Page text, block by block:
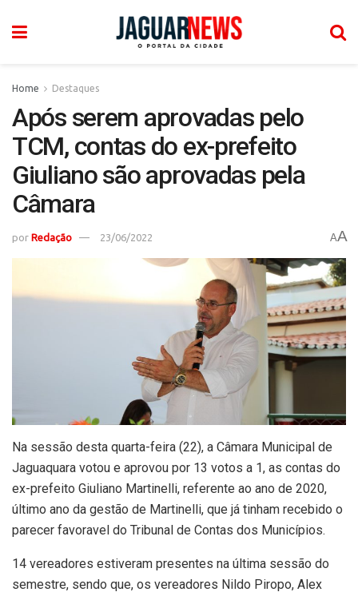
Home Destaques
Após serem aprovadas pelo
TCM, contas do ex-prefeito
Giuliano são aprovadas pela
Câmara
por Redação 23/06/2022 AA
Na sessão desta quarta-feira (22), a Câmara Municipal de
Jaguaquara votou e aprovou por 13 votos a 1, as contas do
ex-prefeito Giuliano Martinelli, referente ao ano de 2020,
último ano da gestão de Martinelli, que já tinham recebido o
parecer favoravel do Tribunal de Contas dos Municípios.
14 vereadores estiveram presentes na última sessão do
semestre, sendo que, os vereadores Nildo Piropo, Alex